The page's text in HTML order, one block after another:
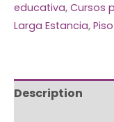
educativa, Cursos
Larga Estancia,
Description